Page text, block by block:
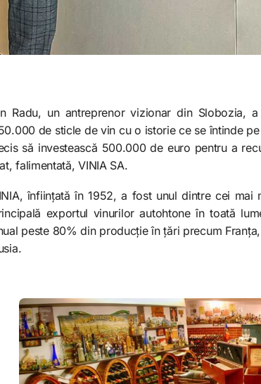
Radu, un antreprenor vizionar din Slobozia,
de sticle de vin cu o istorie ce se întinde
să investească 500.000 de euro pentru a
falimentată, VINIA SA.
înființată în 1952, a fost unul dintre cei
exportul vinurilor autohtone în toată
peste 80% din producție în țări precum